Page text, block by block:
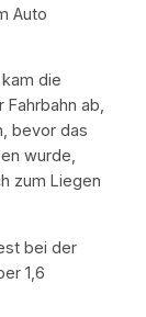
Auto
die
Fahrbahn ab,
bevor das
wurde,
zum Liegen
bei der
1,6